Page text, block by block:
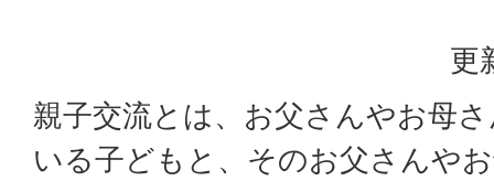
更
親子交流とは、お父さんやお母
いる子どもと、そのお父さんや